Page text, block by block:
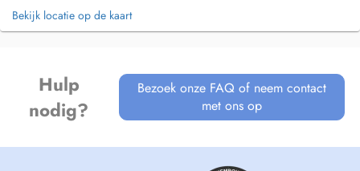
Bekijk locatie op de kaart
Hulp
nodig?
Bezoek onze FAQ of neem contact
met ons op